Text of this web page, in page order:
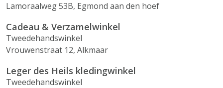
Lamoraalweg 53B, Egmond aan den hoef
Cadeau & Verzamelwinkel
Tweedehandswinkel
Vrouwenstraat 12, Alkmaar
Leger des Heils kledingwinkel
Tweedehandswinkel